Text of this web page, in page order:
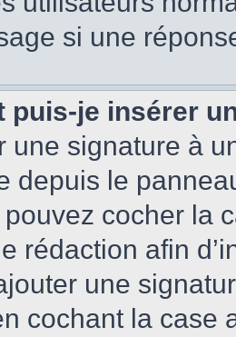
si une
puis-je insérer
une signature à
depuis le
pouvez cocher la
rédaction afin
une
cochant la case